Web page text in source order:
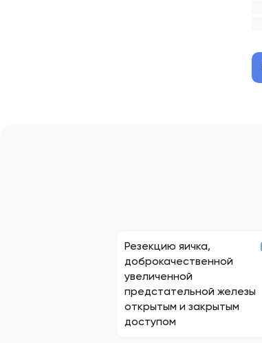
Резекцию яичка,
доброкачественной
увеличенной
предстательной железы
открытым и закрытым
доступом